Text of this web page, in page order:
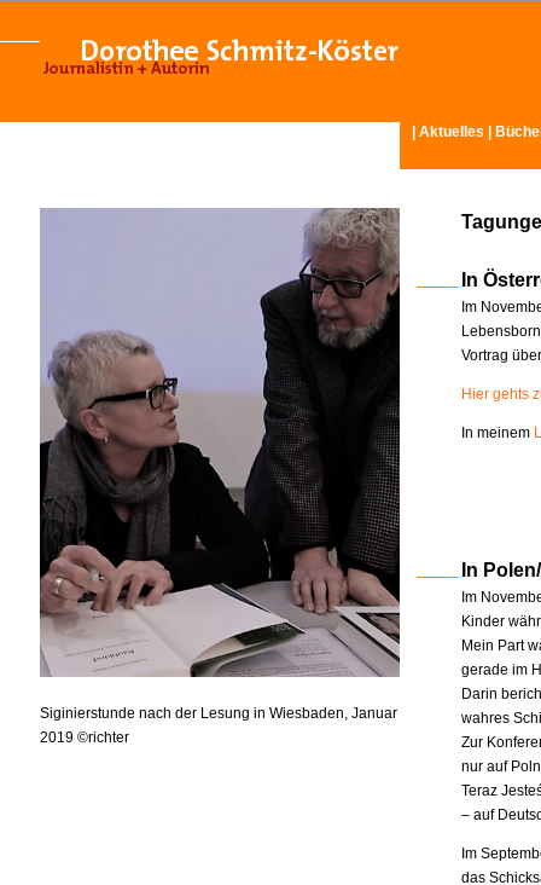
Aktuelles
Siginierstunde nach der Lesung in Wiesbaden, Januar
2019 ©richter
In
Im
Vortrag
Hier gehts
In meinem
In
Im
Kinder
Mein Part
gerade im
Darin
wahres
Zur
nur auf
Teraz
– auf
Im
das